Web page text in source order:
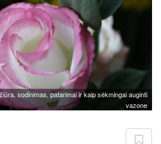
sodinimas, patarimai ir kaip sėkmingai auginti
vazone